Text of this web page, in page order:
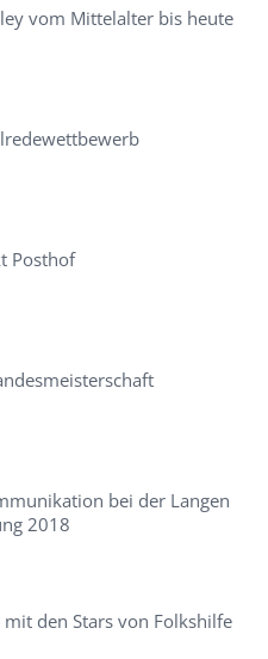
vom Mittelalter bis heute
Posthof
bei der Langen
2018
mit den Stars von Folkshilfe